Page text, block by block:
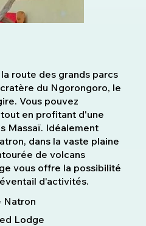
route des grands parcs
du Ngorongoro, le
Vous pouvez
en profitant d'une
Massaï. Idéalement
dans la vaste plaine
de volcans
vous offre la possibilité
d'activités.
Natron
Lodge